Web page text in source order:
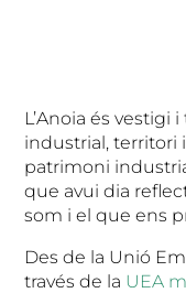
L’Anoia és
industrial, territori
patrimoni
que avui dia
som i el que ens
Des de la Unió
través de la UEA